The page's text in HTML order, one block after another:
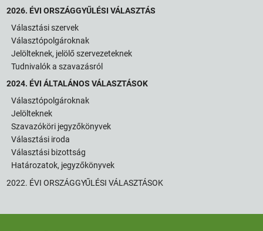
2026. ÉVI ORSZÁGGYŰLÉSI VÁLASZTÁS
Választási szervek
Választópolgároknak
Jelölteknek, jelölő szervezeteknek
Tudnivalók a szavazásról
2024. ÉVI ÁLTALÁNOS VÁLASZTÁSOK
Választópolgároknak
Jelölteknek
Szavazóköri jegyzőkönyvek
Választási iroda
Választási bizottság
Határozatok, jegyzőkönyvek
2022. ÉVI ORSZÁGGYŰLÉSI VÁLASZTÁSOK